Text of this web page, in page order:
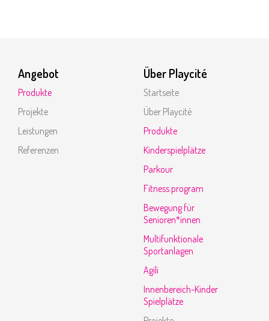
Angebot
Produkte
Projekte
Leistungen
Referenzen
Über Playcité
Startseite
Über Playcité
Produkte
Kinderspielplätze
Parkour
Fitness program
Bewegung für
Senioren*innen
Multifunktionale
Sportanlagen
Agili
Innenbereich-Kinder
Spielplätze